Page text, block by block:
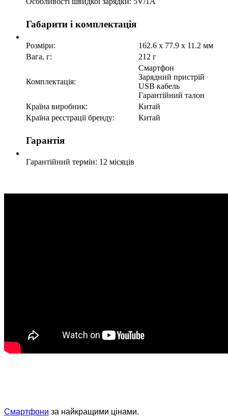
Габарити і комплектація
Розміри:
162.6 x 77.9 x 11.2 мм
Вага, г:
212 г
Комплектація:
Смартфон
Зарядний пристрій
USB кабель
Гарантійний талон
Країна виробник:
Китай
Країна реєстрації бренду:
Китай
Гарантія
Гарантійний термін: 12 місяців
Смартфони за найкращими цінами.